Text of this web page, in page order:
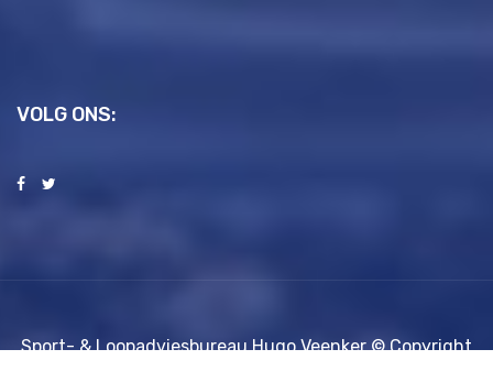
VOLG ONS:
Sport- & Loopadviesbureau Hugo Veenker © Copyright